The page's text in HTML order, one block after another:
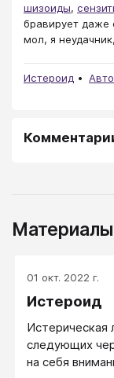
шизоиды,
бравирует даже
мол, я
Истероид
01 окт. 2022 г.
Истероид
Истерическая
следующих
на себя